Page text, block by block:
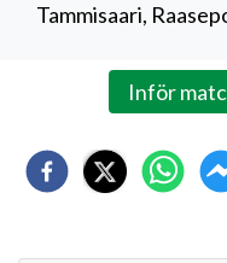
Tammisaari,
Inför